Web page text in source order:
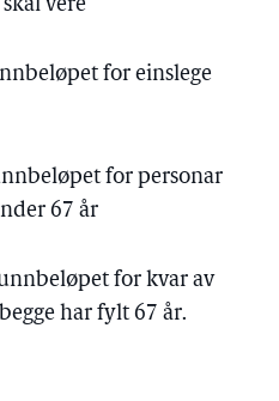
vere
for einslege
for personar
67 år
for kvar av
har fylt 67 år.